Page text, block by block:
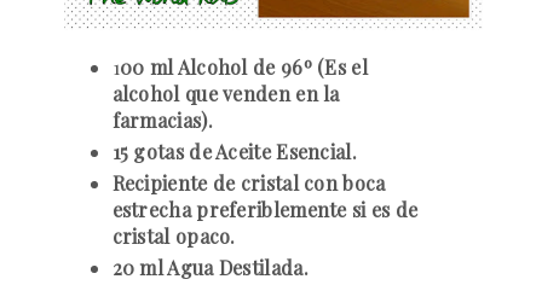
100 ml Alcohol de 96º (Es el
alcohol que venden en la
farmacias).
15 gotas de Aceite Esencial.
Recipiente de cristal con boca
estrecha preferiblemente si es de
cristal opaco.
20 ml Agua Destilada.